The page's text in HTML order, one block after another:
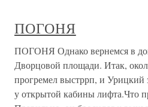
ПОГОНЯ
ПОГОНЯ Однако вернемся в
Дворцовой площади. Итак,
прогремел выстррп, и Урицкий
у открытой кабины лифта.Что